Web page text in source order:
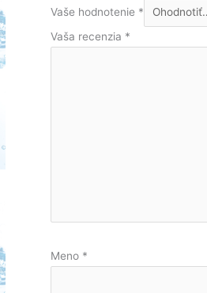
Vaše hodnotenie *
Vaša recenzia *
Meno *